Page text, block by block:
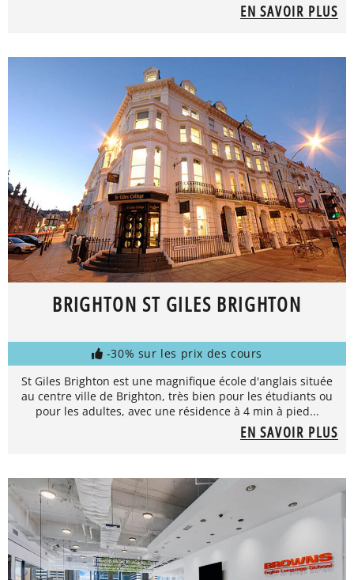
EN SAVOIR PLUS
BRIGHTON ST GILES BRIGHTON
-30% sur les prix des cours
St Giles Brighton est une magnifique école d'anglais située
au centre ville de Brighton, très bien pour les étudiants ou
pour les adultes, avec une résidence à 4 min à pied...
EN SAVOIR PLUS